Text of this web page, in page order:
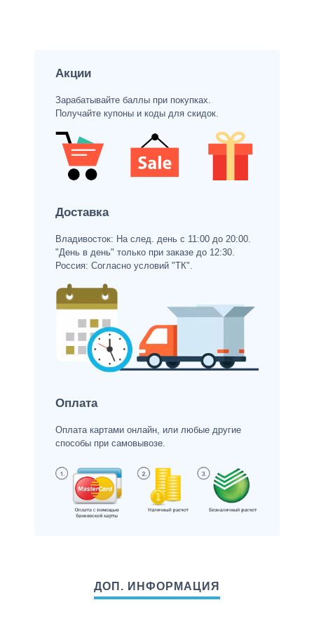
Акции
Зарабатывайте баллы при покупках.
Получайте купоны и коды для скидок.
Доставка
Владивосток: На след. день с 11:00 до 20:00.
"День в день" только при заказе до 12:30.
Россия: Согласно условий "ТК".
Оплата
Оплата картами онлайн, или любые другие
способы при самовывозе.